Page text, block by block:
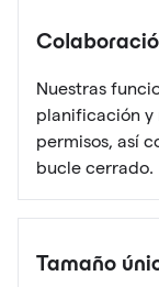
Nuestras
planificación y
permisos, así
bucle cerrado.
Tamaño